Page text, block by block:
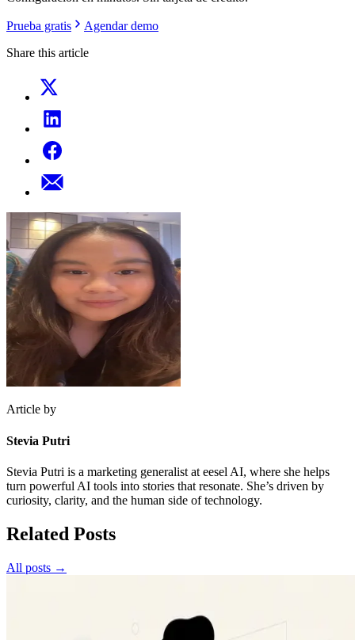
Prueba gratis
Agendar demo
Share this article
Article by
Stevia Putri
Stevia Putri is a marketing generalist at eesel AI, where she helps
turn powerful AI tools into stories that resonate. She’s driven by
curiosity, clarity, and the human side of technology.
Related Posts
All posts →